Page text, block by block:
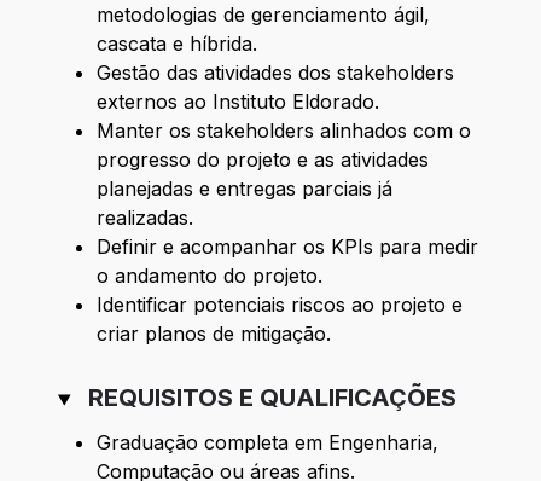
metodologias de gerenciamento ágil,
cascata e híbrida.
Gestão das atividades dos stakeholders
externos ao Instituto Eldorado.
Manter os stakeholders alinhados com o
progresso do projeto e as atividades
planejadas e entregas parciais já
realizadas.
Definir e acompanhar os KPIs para medir
o andamento do projeto.
Identificar potenciais riscos ao projeto e
criar planos de mitigação.
REQUISITOS E QUALIFICAÇÕES
Graduação completa em Engenharia,
Computação ou áreas afins.